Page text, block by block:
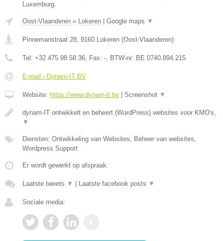
Luxemburg.
Oost-Vlaanderen » Lokeren Google maps ▼
Pinnemanstraat 28, 9160 Lokeren (Oost-Vlaanderen)
Tel: +32 475 98 58 36, Fax: -, BTW-nr: BE 0740.894.215
E-mail › Dynam-IT BV
Website: https://www.dynam-it.be Screenshot ▼
dynam-IT ontwikkelt en beheert (WordPress) websites voor KMO's,
▼
Diensten: Ontwikkeling van Websites, Beheer van websites,
Wordpress Support
Er wordt gewerkt op afspraak.
Laatste tweets ▼ Laatste facebook posts ▼
Sociale media: